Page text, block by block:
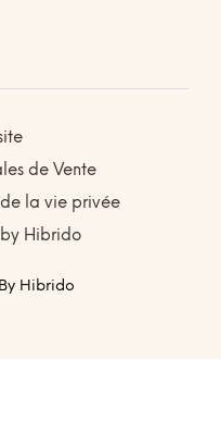
de Vente
la vie privée
Hibrido
Hibrido